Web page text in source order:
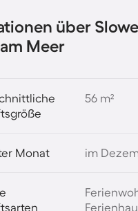
über
Meer
56 m²
Monat im